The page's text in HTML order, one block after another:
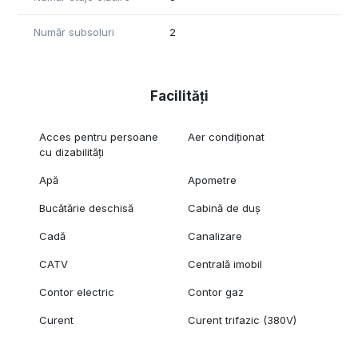
Număr subsoluri 2
Facilități
Acces pentru persoane
cu dizabilități
Aer condiționat
Apă Apometre
Bucătărie deschisă Cabină de duș
Cadă Canalizare
CATV Centrală imobil
Contor electric Contor gaz
Curent Curent trifazic (380V)